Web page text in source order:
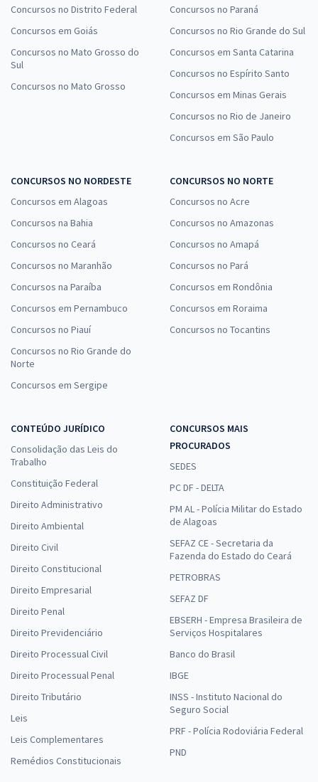
Concursos no Distrito Federal
Concursos em Goiás
Concursos no Mato Grosso do
Sul
Concursos no Mato Grosso
Concursos no Paraná
Concursos no Rio Grande do Sul
Concursos em Santa Catarina
Concursos no Espírito Santo
Concursos em Minas Gerais
Concursos no Rio de Janeiro
Concursos em São Paulo
CONCURSOS NO NORDESTE
Concursos em Alagoas
Concursos na Bahia
Concursos no Ceará
Concursos no Maranhão
Concursos na Paraíba
Concursos em Pernambuco
Concursos no Piauí
Concursos no Rio Grande do
Norte
Concursos em Sergipe
CONCURSOS NO NORTE
Concursos no Acre
Concursos no Amazonas
Concursos no Amapá
Concursos no Pará
Concursos em Rondônia
Concursos em Roraima
Concursos no Tocantins
CONTEÚDO JURÍDICO
Consolidação das Leis do
Trabalho
Constituição Federal
Direito Administrativo
Direito Ambiental
Direito Civil
Direito Constitucional
Direito Empresarial
Direito Penal
Direito Previdenciário
Direito Processual Civil
Direito Processual Penal
Direito Tributário
Leis
Leis Complementares
Remédios Constitucionais
CONCURSOS MAIS
PROCURADOS
SEDES
PC DF - DELTA
PM AL - Polícia Militar do Estado
de Alagoas
SEFAZ CE - Secretaria da
Fazenda do Estado do Ceará
PETROBRAS
SEFAZ DF
EBSERH - Empresa Brasileira de
Serviços Hospitalares
Banco do Brasil
IBGE
INSS - Instituto Nacional do
Seguro Social
PRF - Polícia Rodoviária Federal
PND